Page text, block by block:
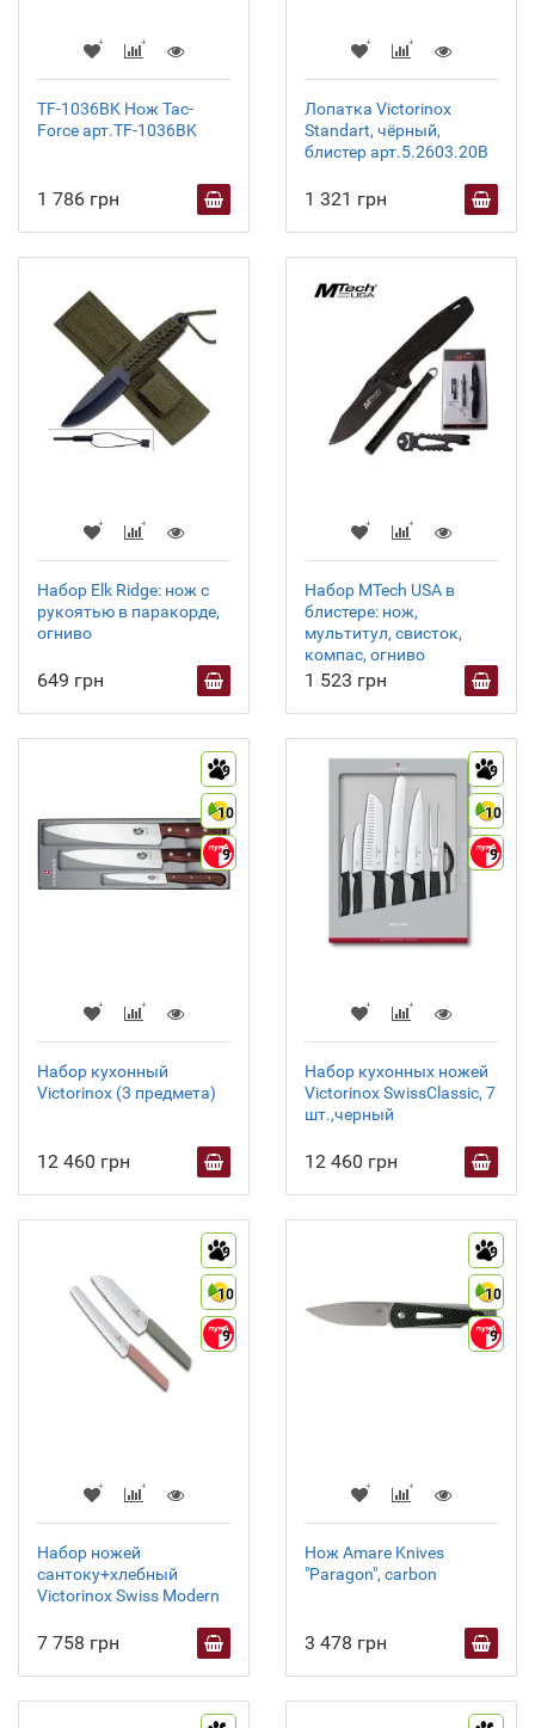
TF-1036BK Нож Tac-
Force арт.TF-1036BK
1 786 грн
Лопатка Victorinox
Standart, чёрный,
блистер арт.5.2603.20B
1 321 грн
Набор Elk Ridge: нож с
рукоятью в паракорде,
огниво
649 грн
Набор MTech USA в
блистере: нож,
мультитул, свисток,
компас, огниво
1 523 грн
9
10
9
Набор кухонный
Victorinox (3 предмета)
12 460 грн
9
10
9
Набор кухонных ножей
Victorinox SwissClassic, 7
шт.,черный
12 460 грн
9
10
9
Набор ножей
сантоку+хлебный
Victorinox Swiss Modern
7 758 грн
9
10
9
Нож Amare Knives
"Paragon", carbon
3 478 грн